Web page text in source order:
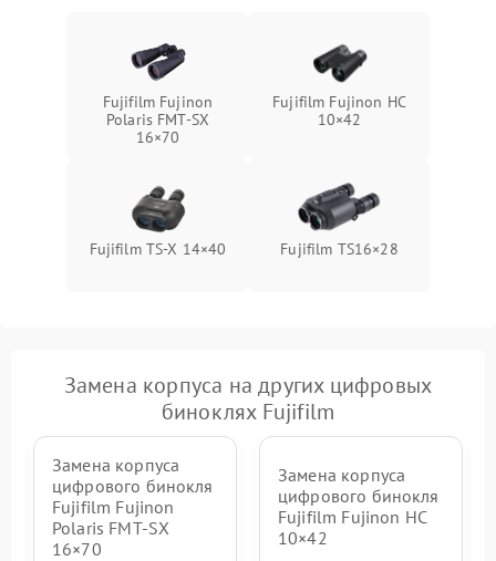
Fujifilm Fujinon
Polaris FMT‑SX
16×70
Fujifilm Fujinon HC
10×42
Fujifilm TS‑X 14×40 Fujifilm TS16×28
Замена корпуса на других цифровых
биноклях Fujifilm
Замена корпуса
цифрового бинокля
Fujifilm Fujinon
Polaris FMT‑SX
16×70
Замена корпуса
цифрового бинокля
Fujifilm Fujinon HC
10×42